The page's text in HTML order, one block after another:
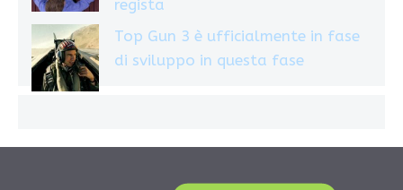
regista
Top Gun 3 è ufficialmente in fase
di sviluppo in questa fase